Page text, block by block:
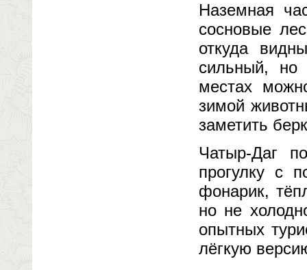
Наземная
сосновые
откуда
сильный, но
местах
зимой
заметить
Чатыр-Даг
прогулку с
фонарик,
но не
опытных
лёгкую